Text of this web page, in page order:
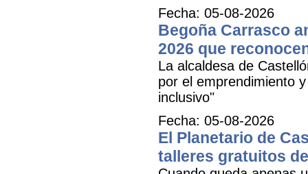
Fecha: 05-08-2026
Begoña Carrasco
2026 que
La alcaldesa de
por el emprendimiento
inclusivo"
Fecha: 05-08-2026
El Planetario de
talleres gratuitos